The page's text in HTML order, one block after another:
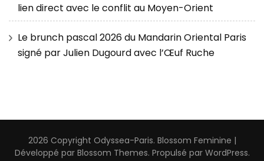
lien direct avec le conflit au Moyen-Orient
Le brunch pascal 2026 du Mandarin Oriental Paris
signé par Julien Dugourd avec l’Œuf Ruche
2026 Copyright Odyssea-Paris. Blossom Feminine |
Développé par Blossom Themes. Propulsé par WordPress.